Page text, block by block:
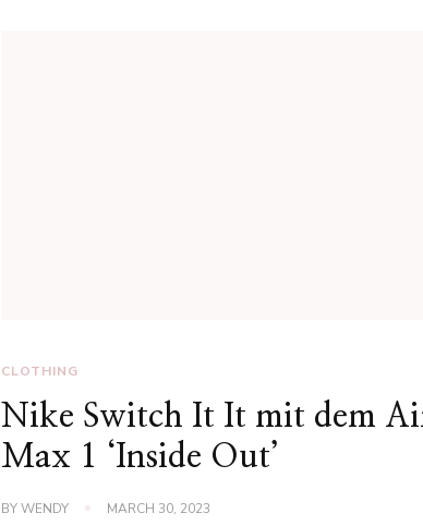
CLOTHING
Nike Switch It It mit dem
Max 1 ‘Inside Out’
BYWENDY MARCH 30, 2023